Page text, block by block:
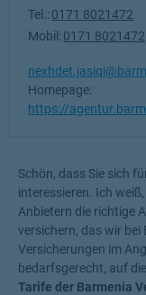
Schön, dass Sie sich
interessieren. Ich
Anbietern die richtige
versichern, das wir bei
Versicherungen im
bedarfsgerecht, auf
Tarife der Barmenia
Tel.: 0171 8021472
Mobil: 0171 8021472
Homepage:
https://